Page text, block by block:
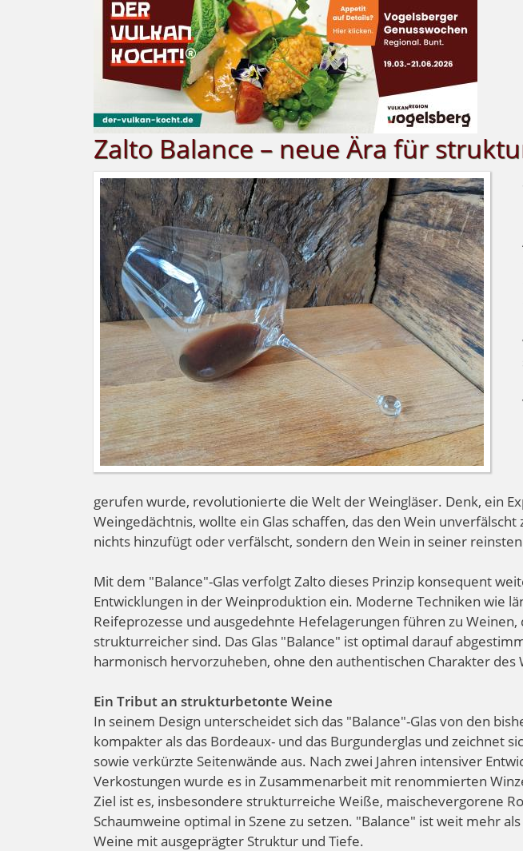
Zalto Balance – neue Ära für
gerufen wurde, revolutionierte die Welt der Weingläser. Denk, ein
Weingedächtnis, wollte ein Glas schaffen, das den Wein unverfälscht
nichts hinzufügt oder verfälscht, sondern den Wein in seiner
Mit dem "Balance"-Glas verfolgt Zalto dieses Prinzip konsequent
Entwicklungen in der Weinproduktion ein. Moderne Techniken wie
Reifeprozesse und ausgedehnte Hefelagerungen führen zu
strukturreicher sind. Das Glas "Balance" ist optimal darauf
harmonisch hervorzuheben, ohne den authentischen Charakter des
Ein Tribut an strukturbetonte Weine
In seinem Design unterscheidet sich das "Balance"-Glas von den
kompakter als das Bordeaux- und das Burgunderglas und zeichnet
sowie verkürzte Seitenwände aus. Nach zwei Jahren intensiver
Verkostungen wurde es in Zusammenarbeit mit renommierten
Ziel ist es, insbesondere strukturreiche Weiße, maischevergorene
Schaumweine optimal in Szene zu setzen. "Balance" ist weit mehr
Weine mit ausgeprägter Struktur und Tiefe.